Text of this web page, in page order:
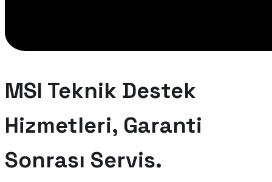
MSI Teknik Destek
Hizmetleri, Garanti
Sonrası Servis.